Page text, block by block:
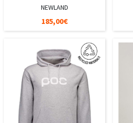
NEWLAND
185,00€